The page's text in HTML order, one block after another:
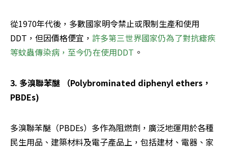
從1970年代後，多數國家明令禁止或限制生產和使用
DDT，但因價格便宜， 許多第三世界國家仍為了對抗瘧疾
等蚊蟲傳染病，至今仍在使用DDT 。
3. 多溴聯苯醚 （Polybrominated diphenyl ethers，
PBDEs)
多溴聯苯醚（PBDEs）多作為阻燃劑，廣泛地運用於各種
民生用品、建築材料及電子產品上，包括建材、電器、家